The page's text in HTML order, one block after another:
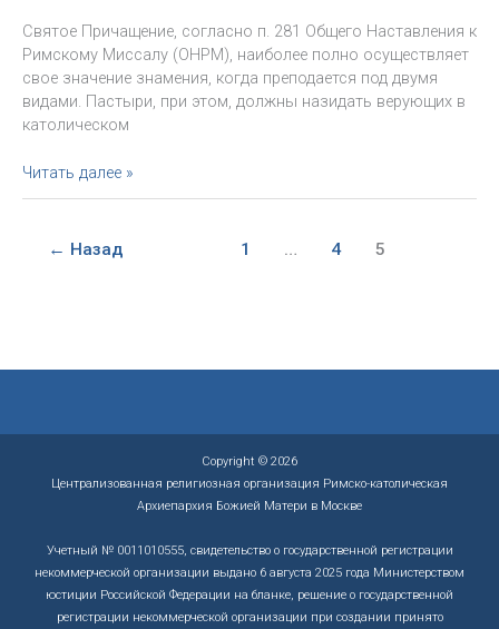
исследовании
о
жизни,
героических
добродетелях,
о
славе
Святое Причащение, согласно п. 281 Общего Наставления к
Римскому Миссалу (ОНРМ), наиболее полно осуществляет
свое значение знамения, когда преподается под двумя
видами. Пастыри, при этом, должны назидать верующих в
католическом
Декрет
о
Читать далее »
← Назад 1 … 4 5
Copyright © 2026
Централизованная религиозная организация Римско-католическая
Архиепархия Божией Матери в Москве
Учетный № 0011010555, свидетельство о государственной регистрации
некоммерческой организации выдано 6 августа 2025 года Министерством
юстиции Российской Федерации на бланке, решение о государственной
регистрации некоммерческой организации при создании принято